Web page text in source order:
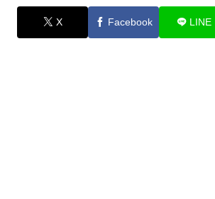
X Facebook LINE